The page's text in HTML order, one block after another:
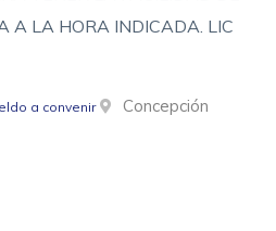
A LA HORA INDICADA. LIC
a convenir Concepción